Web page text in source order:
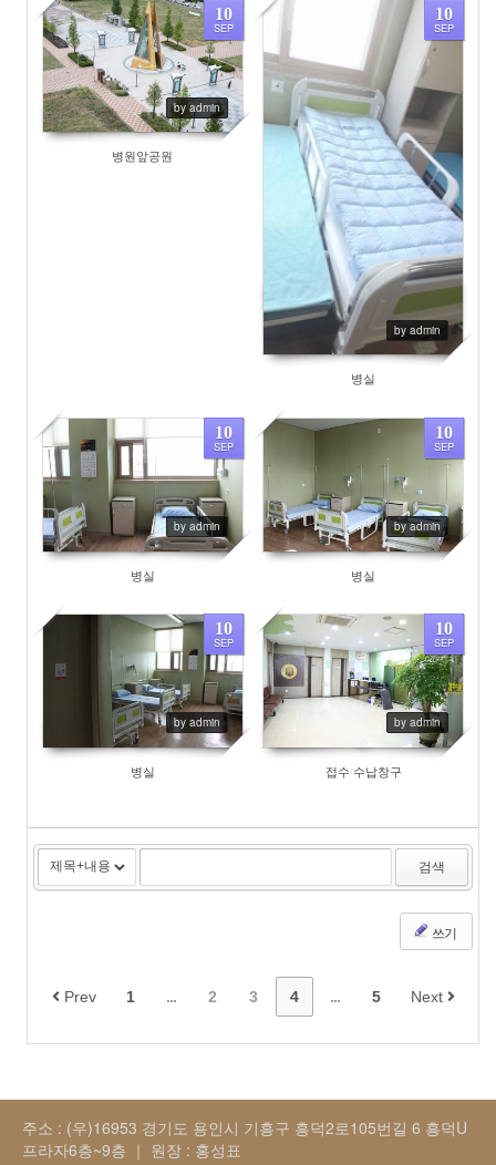
10
SEP
by admin
4389
병원앞공원
10
SEP
by admin
5173
병실
10
SEP
by admin
9970
병실
10
SEP
by admin
9416
병실
10
SEP
by admin
5042
병실
10
SEP
by admin
21089
접수 수납창구
검색
쓰기
Prev 1 ... 2 3 4 ... 5 Next
주소 : (우)16953 경기도 용인시 기흥구 흥덕2로105번길 6 흥덕U
프라자6층~9층 ｜ 원장 : 홍성표